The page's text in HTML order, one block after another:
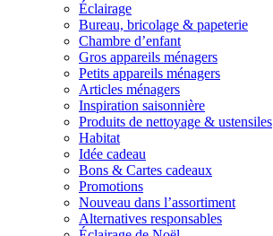
Éclairage
Bureau, bricolage & papeterie
Chambre d’enfant
Gros appareils ménagers
Petits appareils ménagers
Articles ménagers
Inspiration saisonnière
Produits de nettoyage & ustensiles
Habitat
Idée cadeau
Bons & Cartes cadeaux
Promotions
Nouveau dans l’assortiment
Alternatives responsables